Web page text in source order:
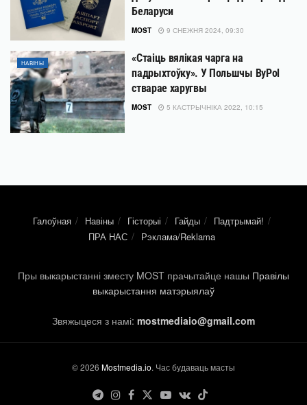
Беларуси
MOST 9 СНЕЖНЯ 2024, 09:30
НАВІНЫ
«Стаіць вялікая чарга на
падрыхтоўку». У Польшчы ByPol
стварае харугвы
MOST 5 КАСТРЫЧНІКА 2022, 10:15
Галоўная Навіны Гісторыі Гайды
Падтрымай!
ПРА НАС
Рэклама/Reklama
Пры выкарыстанні зместу MOST прачытайце нашы Правілы
выкарыстання матэрыялаў
Звяжыцеся з намі: mostmediaio@gmail.com
© 2026 Mostmedia.io. Час будаваць масты